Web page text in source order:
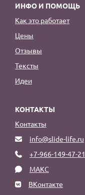
ИНФО И ПОМОЩЬ
Как это работает
Цены
Отзывы
Тексты
Идеи
КОНТАКТЫ
Контакты
info@slide-life.ru
+7-966-149-47-21
МАКС
ВКонтакте